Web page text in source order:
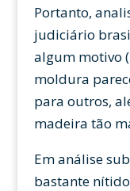
Portanto,
judiciário
algum motivo
moldura
para outros,
madeira tão
Em análise
bastante